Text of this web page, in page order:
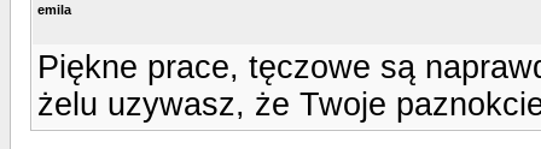
emila
Piękne prace, tęczowe są
żelu uzywasz, że Twoje